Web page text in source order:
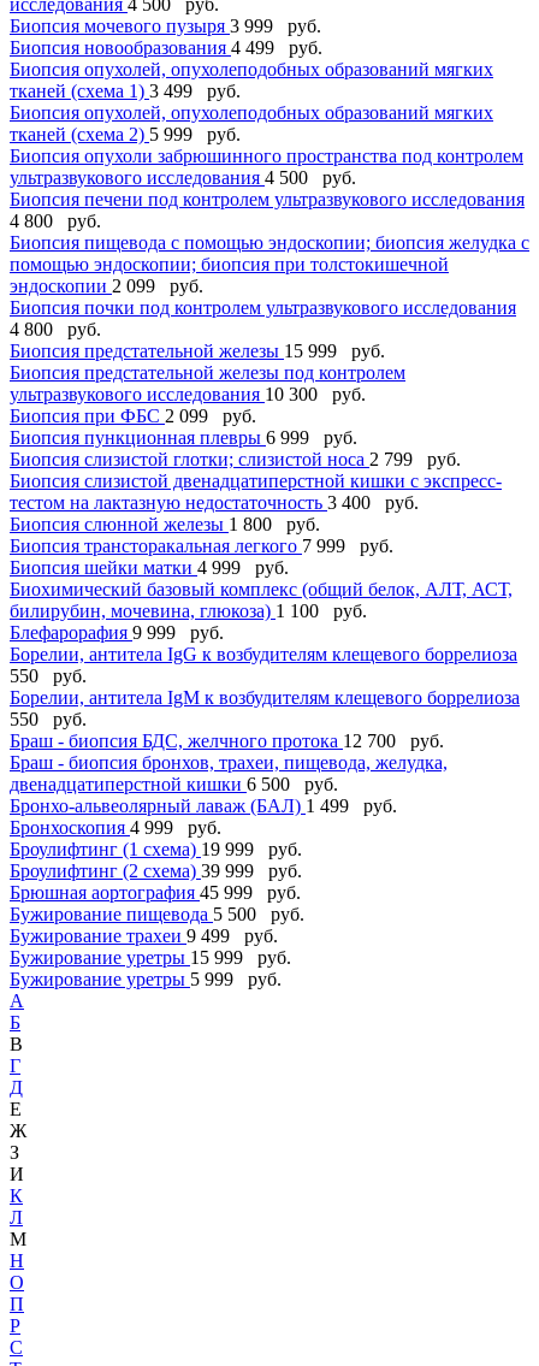
Биопсия мочевого пузыря 3 999 руб.
Биопсия новообразования 4 499 руб.
Биопсия опухолей, опухолеподобных образований мягких
тканей (схема 1) 3 499 руб.
Биопсия опухолей, опухолеподобных образований мягких
тканей (схема 2) 5 999 руб.
Биопсия опухоли забрюшинного пространства под контролем
ультразвукового исследования 4 500 руб.
Биопсия печени под контролем ультразвукового исследования
4 800 руб.
Биопсия пищевода с помощью эндоскопии; биопсия желудка с
помощью эндоскопии; биопсия при толстокишечной
эндоскопии 2 099 руб.
Биопсия почки под контролем ультразвукового исследования
4 800 руб.
Биопсия предстательной железы 15 999 руб.
Биопсия предстательной железы под контролем
ультразвукового исследования 10 300 руб.
Биопсия при ФБС 2 099 руб.
Биопсия пункционная плевры 6 999 руб.
Биопсия слизистой глотки; слизистой носа 2 799 руб.
Биопсия слизистой двенадцатиперстной кишки с экспресс-
тестом на лактазную недостаточность 3 400 руб.
Биопсия слюнной железы 1 800 руб.
Биопсия трансторакальная легкого 7 999 руб.
Биопсия шейки матки 4 999 руб.
Биохимический базовый комплекс (общий белок, АЛТ, АСТ,
билирубин, мочевина, глюкоза) 1 100 руб.
Блефарорафия 9 999 руб.
Борелии, антитела IgG к возбудителям клещевого боррелиоза
550 руб.
Борелии, антитела IgМ к возбудителям клещевого боррелиоза
550 руб.
Браш - биопсия БДС, желчного протока 12 700 руб.
Браш - биопсия бронхов, трахеи, пищевода, желудка,
двенадцатиперстной кишки 6 500 руб.
Бронхо-альвеолярный лаваж (БАЛ) 1 499 руб.
Бронхоскопия 4 999 руб.
Броулифтинг (1 схема) 19 999 руб.
Броулифтинг (2 схема) 39 999 руб.
Брюшная аортография 45 999 руб.
Бужирование пищевода 5 500 руб.
Бужирование трахеи 9 499 руб.
Бужирование уретры 15 999 руб.
Бужирование уретры 5 999 руб.
А
Б
В
Г
Д
Е
Ж
З
И
К
Л
М
Н
О
П
Р
С